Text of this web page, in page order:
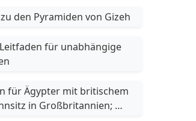
den Pyramiden von Gizeh
für unabhängige
für Ägypter mit britischem
in Großbritannien;